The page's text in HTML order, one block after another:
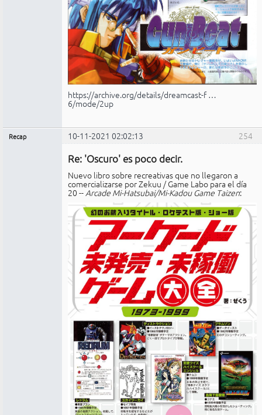
https://archive.org/details/dreamcast-f …
6/mode/2up
254
Recap 10-11-2021 02:02:13
Re: 'Oscuro' es poco decir.
Nuevo libro sobre recreativas que no llegaron a
comercializarse por Zekuu / Game Labo para el día
20 -- Arcade Mi-Hatsubai/Mi-Kadou Game Taizen: